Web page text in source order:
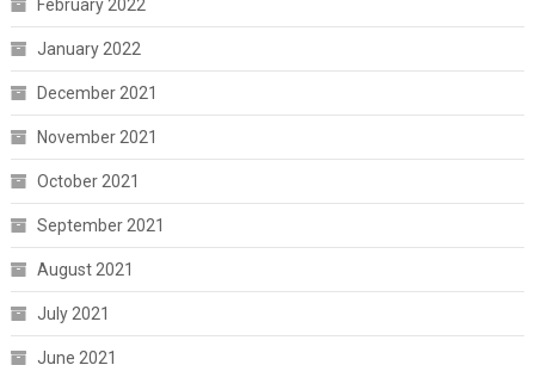
February 2022
January 2022
December 2021
November 2021
October 2021
September 2021
August 2021
July 2021
June 2021